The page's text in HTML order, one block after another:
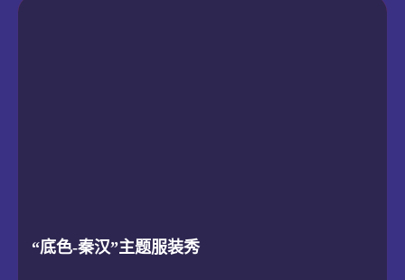
“底色-秦汉”主题服装秀